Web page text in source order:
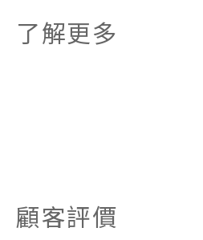
了解更多
顧客評價